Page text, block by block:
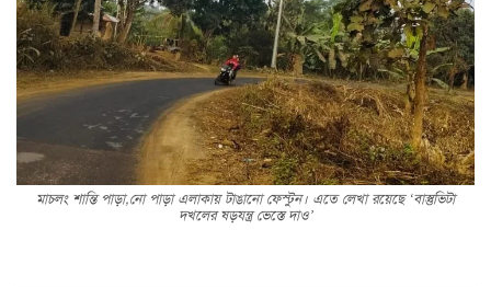
মাচলং শান্তি পাড়া,নো পাড়া এলাকায় টাঙানো ফেস্টুন। এতে লেখা রয়েছে ‘বাস্তুভিটা
দখলের ষড়যন্ত্র ভেস্তে দাও’